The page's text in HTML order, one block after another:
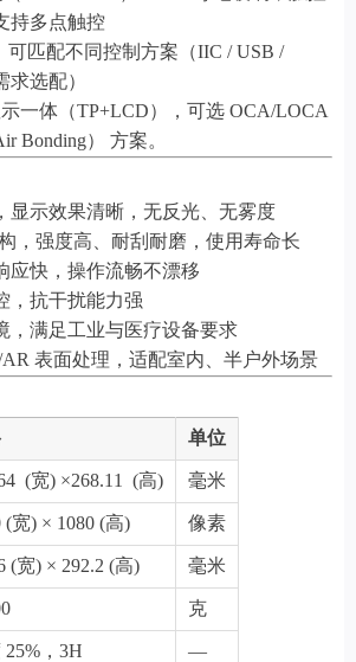
持多点触控
可匹配不同控制方案（IIC / USB /
求选配）
一体（TP+LCD），可选 OCA/LOCA
Bonding） 方案。
显示效果清晰，无反光、无雾度
，强度高、耐刮耐磨，使用寿命长
应快，操作流畅不漂移
，抗干扰能力强
，满足工业与医疗设备要求
表面处理，适配室内、半户外场景
单位
(宽) ×268.11 (高) 毫米
(宽) × 1080 (高) 像素
(宽) × 292.2 (高) 毫米
克
25%，3H —